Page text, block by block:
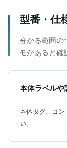
型番・仕
分かる範囲の
モがあると確
本体ラベルや
本体タグ、コン
い。